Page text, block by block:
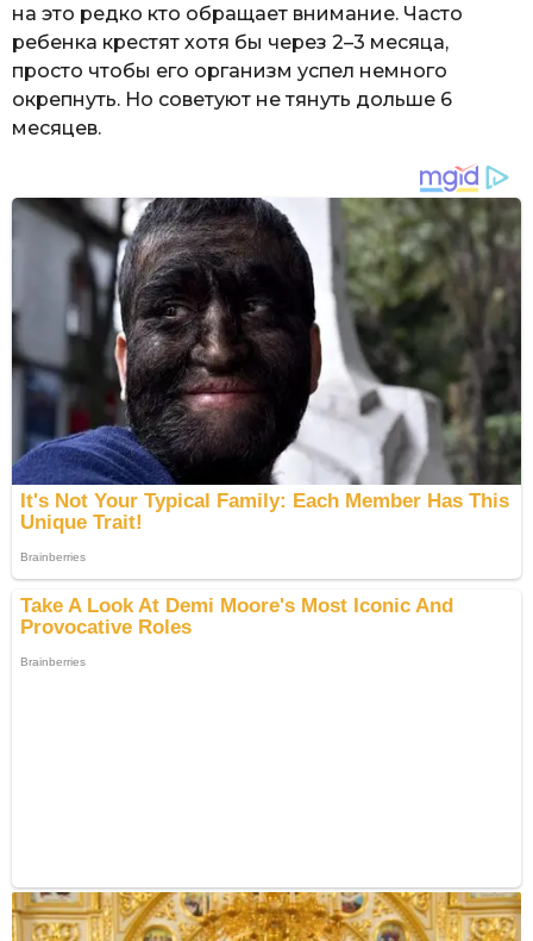
на это редко кто обращает внимание. Часто
ребенка крестят хотя бы через 2–3 месяца,
просто чтобы его организм успел немного
окрепнуть. Но советуют не тянуть дольше 6
месяцев.